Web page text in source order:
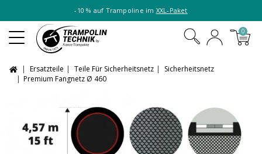
-10 % auf Trampoline im XXL-Paket
0
Ersatzteile Teile Für Sicherheitsnetz
Sicherheitsnetz
Premium Fangnetz Ø 460